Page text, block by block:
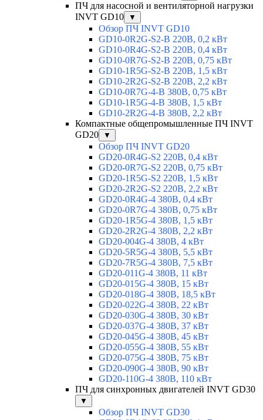
ПЧ для насосной и вентиляторной нагрузки
INVT GD10
▼
Обзор ПЧ INVT GD10
GD10-0R2G-S2-B 220В, 0,2 кВт
GD10-0R4G-S2-B 220В, 0,4 кВт
GD10-0R7G-S2-B 220В, 0,75 кВт
GD10-1R5G-S2-B 220В, 1,5 кВт
GD10-2R2G-S2-B 220В, 2,2 кВт
GD10-0R7G-4-B 380В, 0,75 кВт
GD10-1R5G-4-B 380В, 1,5 кВт
GD10-2R2G-4-B 380В, 2,2 кВт
Компактные общепромышленные ПЧ INVT
GD20
▼
Обзор ПЧ INVT GD20
GD20-0R4G-S2 220В, 0,4 кВт
GD20-0R7G-S2 220В, 0,75 кВт
GD20-1R5G-S2 220В, 1,5 кВт
GD20-2R2G-S2 220В, 2,2 кВт
GD20-0R4G-4 380В, 0,4 кВт
GD20-0R7G-4 380В, 0,75 кВт
GD20-1R5G-4 380В, 1,5 кВт
GD20-2R2G-4 380В, 2,2 кВт
GD20-004G-4 380В, 4 кВт
GD20-5R5G-4 380В, 5,5 кВт
GD20-7R5G-4 380В, 7,5 кВт
GD20-011G-4 380В, 11 кВт
GD20-015G-4 380В, 15 кВт
GD20-018G-4 380В, 18,5 кВт
GD20-022G-4 380В, 22 кВт
GD20-030G-4 380В, 30 кВт
GD20-037G-4 380В, 37 кВт
GD20-045G-4 380В, 45 кВт
GD20-055G-4 380В, 55 кВт
GD20-075G-4 380В, 75 кВт
GD20-090G-4 380В, 90 кВт
GD20-110G-4 380В, 110 кВт
ПЧ для синхронных двигателей INVT GD30
▼
Обзор ПЧ INVT GD30